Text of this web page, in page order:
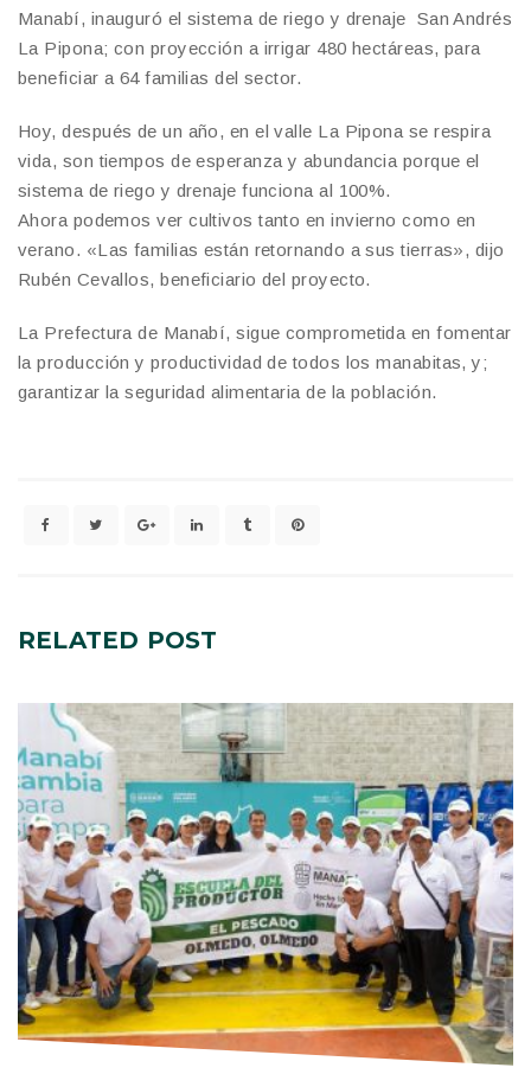
Manabí, inauguró el sistema de riego y drenaje San Andrés
La Pipona; con proyección a irrigar 480 hectáreas, para
beneficiar a 64 familias del sector.
Hoy, después de un año, en el valle La Pipona se respira
vida, son tiempos de esperanza y abundancia porque el
sistema de riego y drenaje funciona al 100%.
Ahora podemos ver cultivos tanto en invierno como en
verano. «Las familias están retornando a sus tierras», dijo
Rubén Cevallos, beneficiario del proyecto.
La Prefectura de Manabí, sigue comprometida en fomentar
la producción y productividad de todos los manabitas, y;
garantizar la seguridad alimentaria de la población.
RELATED POST